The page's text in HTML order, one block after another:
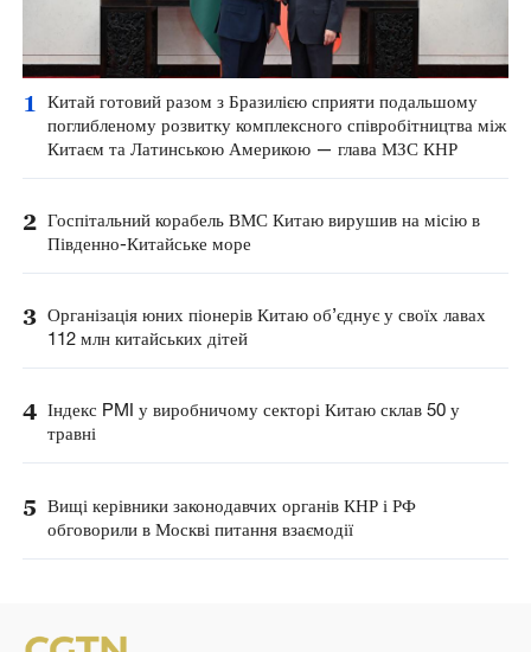
1
Китай готовий разом з Бразилією сприяти подальшому
поглибленому розвитку комплексного співробітництва між
Китаєм та Латинською Америкою — глава МЗС КНР
2 Госпітальний корабель ВМС Китаю вирушив на місію в
Південно-Китайське море
3 Організація юних піонерів Китаю об’єднує у своїх лавах
112 млн китайських дітей
4 Індекс PMI у виробничому секторі Китаю склав 50 у
травні
5 Вищі керівники законодавчих органів КНР і РФ
обговорили в Москві питання взаємодії